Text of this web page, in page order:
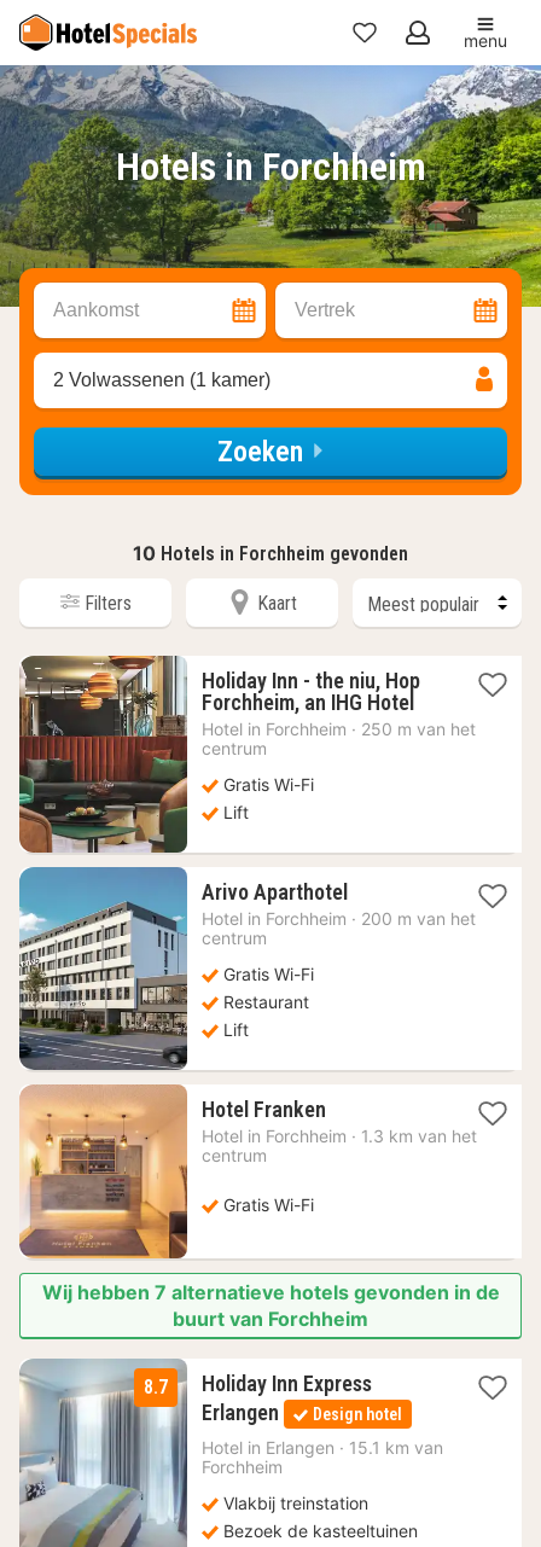
Mijn
favorieten
menu
Hotels in Forchheim
Aankomst Vertrek
2 Volwassenen (1 kamer)
Zoeken
10 Hotels in Forchheim gevonden
Filters Kaart
Holiday Inn - the niu, Hop
Forchheim, an IHG Hotel
nacht
Hotel in Forchheim · 250 m van het
centrum
Gratis Wi-Fi
Lift
Arivo Aparthotel1
nacht
Hotel in Forchheim · 200 m van het
centrum
Gratis Wi-Fi
Restaurant
Lift
Hotel Franken1
nacht
Hotel in Forchheim · 1.3 km van het
centrum
Gratis Wi-Fi
Wij hebben 7 alternatieve hotels gevonden in de
buurt van Forchheim
8.7
Holiday Inn Express
Erlangen 1
nacht
vanaf
Design hotel
Hotel in Erlangen · 15.1 km van
Forchheim
Vlakbij treinstation
Bezoek de kasteeltuinen